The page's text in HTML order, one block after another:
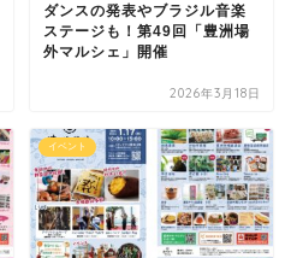
ダンスの発表やブラジル音楽
ステージも！第49回「豊洲場
外マルシェ」開催
2026年3月18日
イベント